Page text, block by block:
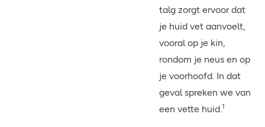
talg zorgt ervoor dat
je huid vet aanvoelt,
vooral op je kin,
rondom je neus en op
je voorhoofd. In dat
geval spreken we van
een vette huid.1